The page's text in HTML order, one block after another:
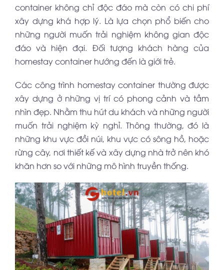
container không chỉ độc đáo mà còn có chi phí
xây dựng khá hợp lý. Là lựa chọn phổ biến cho
những người muốn trải nghiệm không gian độc
đáo và hiện đại. Đối tượng khách hàng của
homestay container hướng đến là giới trẻ.
Các công trình homestay container thường được
xây dựng ở những vị trí có phong cảnh và tầm
nhìn đẹp. Nhằm thu hút du khách và những người
muốn trải nghiệm kỳ nghỉ. Thông thường, đó là
những khu vực đồi núi, khu vực có sông hồ, hoặc
rừng cây, nơi thiết kế và xây dựng nhà trở nên khó
khăn hơn so với những mô hình truyền thống.